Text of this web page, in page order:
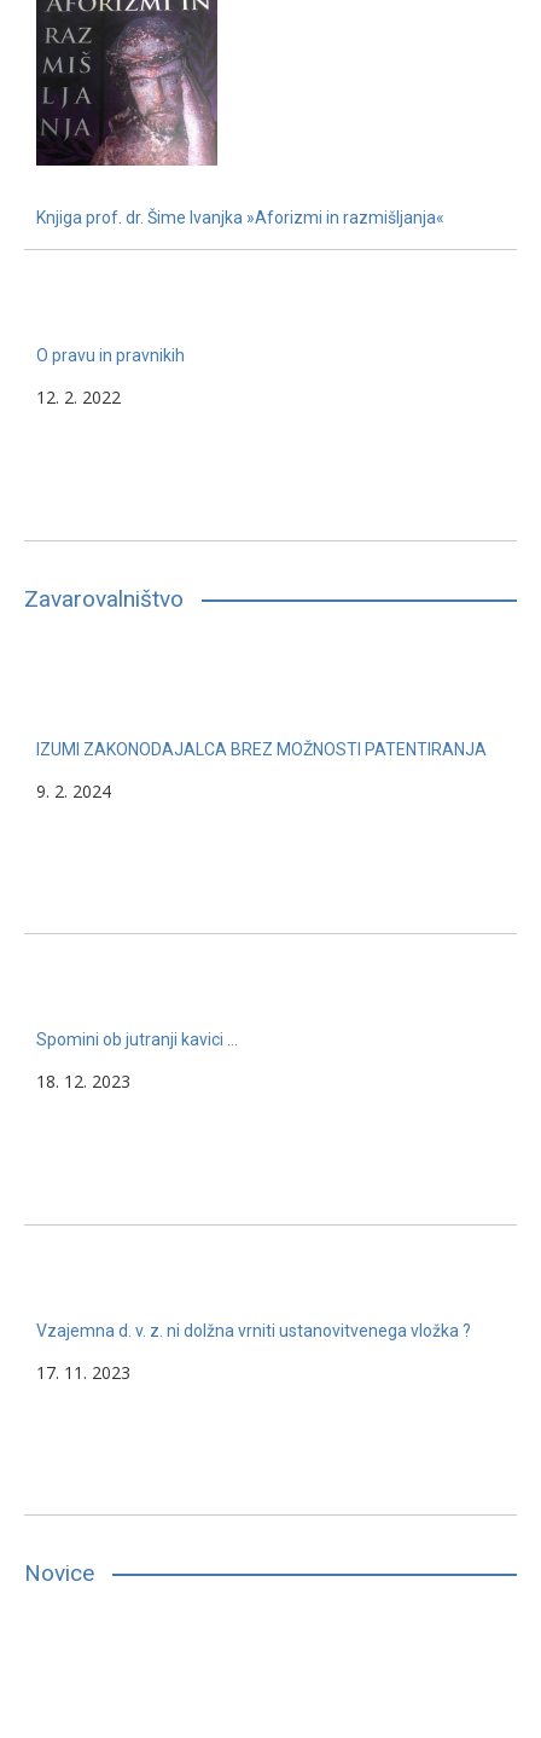
Knjiga prof. dr. Šime Ivanjka »Aforizmi in razmišljanja«
O pravu in pravnikih
12. 2. 2022
Zavarovalništvo
IZUMI ZAKONODAJALCA BREZ MOŽNOSTI PATENTIRANJA
9. 2. 2024
Spomini ob jutranji kavici …
18. 12. 2023
Vzajemna d. v. z. ni dolžna vrniti ustanovitvenega vložka ?
17. 11. 2023
Novice